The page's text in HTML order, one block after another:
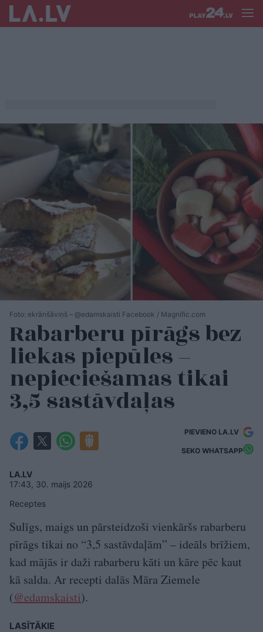
Foto: ekrānšāviņš – @edamskaisti Facebook / Magnific.com
Rabarberu pīrāgs bez
liekas piepūles –
nepieciešamas tikai
3,5 sastāvdaļas
PIEVIENO LA.LV
SEKO WHATSAPP
LA.LV
17:43, 30. maijs 2026
Receptes
Sulīgs, maigs un pārsteidzoši vienkāršs rabarberu
pīrāgs tikai no “3,5 sastāvdaļām” – ideāls brīžiem,
kad mājās ir daži rabarberu kāti un kāre pēc kaut
kā salda. Ar recepti dalās Māra Ziemele
(@edamskaisti).
LASĪTĀKIE